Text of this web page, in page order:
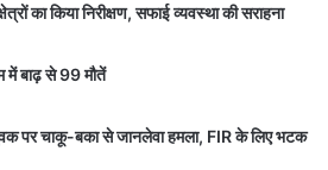
का किया निरीक्षण, सफाई व्यवस्था की सराहना
में बाढ़ से 99 मौतें
पर चाकू-बका से जानलेवा हमला, FIR के लिए भटक